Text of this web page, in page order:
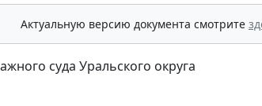
Актуальную версию документа смотрите
суда Уральского округа